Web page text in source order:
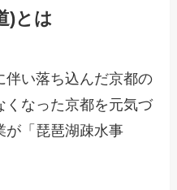
)とは
伴い落ち込んだ京都の
くなった京都を元気づ
が「琵琶湖疎水事